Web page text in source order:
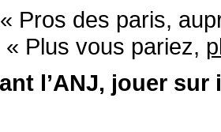
Pros des paris,
« Plus vous pariez,
l’ANJ, jouer